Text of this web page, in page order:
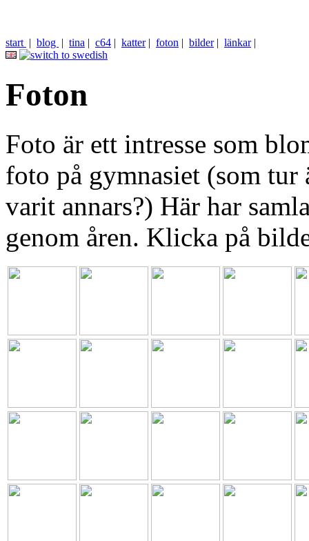
start | blog | tina | c64 | katter| foton | bilder| länkar|
Foton
Foto är ett intresse som
foto på gymnasiet (som
varit annars?) Här har
genom åren. Klicka på